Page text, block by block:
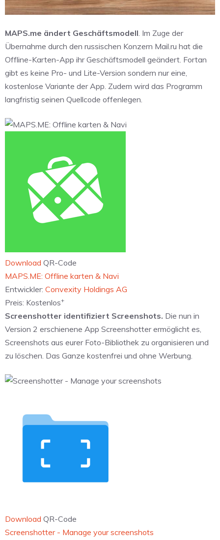
MAPS.me ändert Geschäftsmodell. Im Zuge der
Übernahme durch den russischen Konzern Mail.ru hat die
Offline-Karten-App ihr Geschäftsmodell geändert. Fortan
gibt es keine Pro- und Lite-Version sondern nur eine,
kostenlose Variante der App. Zudem wird das Programm
langfristig seinen Quellcode offenlegen.
Download QR-Code
‎MAPS.ME: Offline karten & Navi
Entwickler: Convexity Holdings AG
Preis: Kostenlos+
Screenshotter identifiziert Screenshots. Die nun in
Version 2 erschienene App Screenshotter ermöglicht es,
Screenshots aus eurer Foto-Bibliothek zu organisieren und
zu löschen. Das Ganze kostenfrei und ohne Werbung.
Download QR-Code
‎Screenshotter - Manage your screenshots